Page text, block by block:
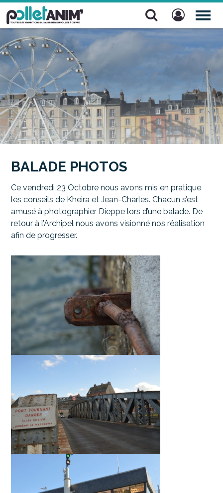
Pollet Anim'
BALADE PHOTOS
Ce vendredi 23 Octobre nous avons mis en pratique
les conseils de Kheira et Jean-Charles. Chacun s’est
amusé à photographier Dieppe lors d’une balade. De
retour à l’Archipel nous avons visionné nos réalisation
afin de progresser.